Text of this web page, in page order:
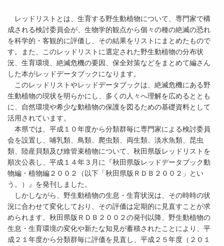
レッドリストとは、生育する野生動植物について、専門家で構
成される検討委員会が、生物学的観点から個々の種の絶滅の恐れ
を科学的・客観的に評価し、その結果をリストにまとめたもので
す。また、このレッドリストに選定された野生動植物の分布状
況、生育環境、絶滅危機の要因、保全対策などをまとめて編さん
した本がレッドデータブックになります。
このレッドリストやレッドデータブックは、絶滅危機にある野
生動植物の現状を明らかにし、多くの人々へ理解を広めるととも
に、自然環境や希少な動植物の保護を図るための基礎資料として
活用されています。
本県では、平成１０年度から分類群毎に専門家による検討委員
会を設置し、哺乳類、鳥類、爬虫類、両生類、淡水魚類、昆虫
類、陸産貝類及び維管束植物について、秋田県版レッドリストを
順次公表し、平成１４年３月に『秋田県版レッドデータブック動
物編・植物編２００２（以下「秋田県版ＲＤＢ２００２」とい
う。）』を発刊しました。
しかしながら、野生動植物の生息・生育状況は、その時時の状
況に合わせて変化しており、その評価は定期的に見直すことが求
められます。秋田県版ＲＤＢ２００２の発刊以降、野生動植物の
生息・生育環境の変化や新たな知見が蓄積されたことにより、平
成２１年度から分類群毎に評価を見直し、平成２５年度（２０１